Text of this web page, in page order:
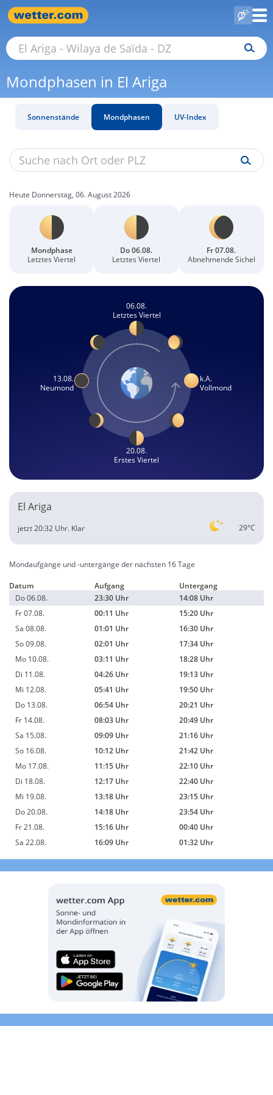
Mondphasen in El Ariga
Sonnenstände Mondphasen UV-Index
Heute Donnerstag, 06. August 2026
Mondphase
Letztes Viertel
Do 06.08.
Letztes Viertel
Fr 07.08.
Abnehmende Sichel
06.08.
Letztes Viertel
13.08.
Neumond
k.A.
Vollmond
20.08.
Erstes Viertel
El Ariga
29°C
jetzt 20:32 Uhr. Klar
Mondaufgänge und -untergänge der nächsten 16 Tage
Datum Aufgang
Untergang
Do 06.08.
23:30 Uhr
14:08 Uhr
Fr 07.08.
00:11 Uhr
15:20 Uhr
Sa 08.08.
01:01 Uhr
16:30 Uhr
So 09.08.
02:01 Uhr
17:34 Uhr
Mo 10.08.
03:11 Uhr
18:28 Uhr
Di 11.08.
04:26 Uhr
19:13 Uhr
Mi 12.08.
05:41 Uhr
19:50 Uhr
Do 13.08.
06:54 Uhr
20:21 Uhr
Fr 14.08.
08:03 Uhr
20:49 Uhr
Sa 15.08.
09:09 Uhr
21:16 Uhr
So 16.08.
10:12 Uhr
21:42 Uhr
Mo 17.08.
11:15 Uhr
22:10 Uhr
Di 18.08.
12:17 Uhr
22:40 Uhr
Mi 19.08.
13:18 Uhr
23:15 Uhr
Do 20.08.
14:18 Uhr
23:54 Uhr
Fr 21.08.
15:16 Uhr
00:40 Uhr
Sa 22.08.
16:09 Uhr 01:32 Uhr